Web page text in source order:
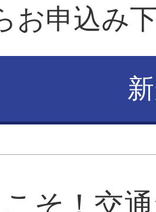
お申込み
そ！交